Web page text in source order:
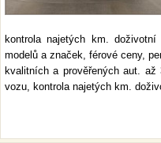
kontrola najetých km.
modelů a značek, férové ceny,
kvalitních a prověřených aut.
vozu, kontrola najetých km.